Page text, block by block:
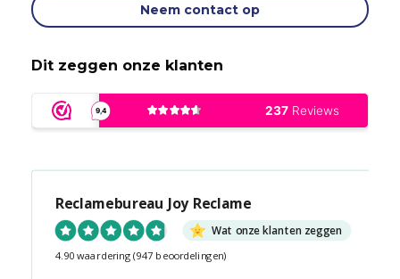
Neem contact op
Dit zeggen onze klanten
Reclamebureau Joy Reclame
Wat onze klanten zeggen
4.90 waardering (947 beoordelingen)